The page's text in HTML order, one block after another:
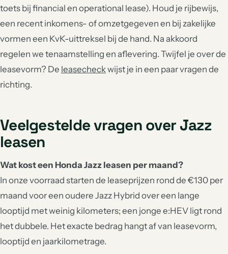
toets bij financial en operational lease). Houd je rijbewijs,
een recent inkomens- of omzetgegeven en bij zakelijke
vormen een KvK-uittreksel bij de hand. Na akkoord
regelen we tenaamstelling en aflevering. Twijfel je over de
leasevorm? De leasecheckwijst je in een paar vragen de
richting.
Veelgestelde vragen over Jazz
leasen
Wat kost een Honda Jazz leasen per maand?
In onze voorraad starten de leaseprijzen rond de €130 per
maand voor een oudere Jazz Hybrid over een lange
looptijd met weinig kilometers; een jonge e:HEV ligt rond
het dubbele. Het exacte bedrag hangt af van leasevorm,
looptijd en jaarkilometrage.